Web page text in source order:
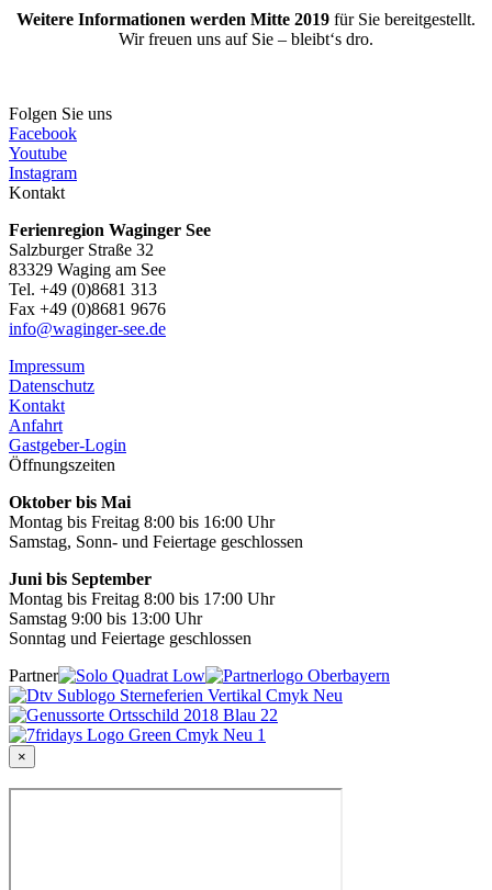
Weitere Informationen werden Mitte 2019 für Sie bereitgestellt.
Wir freuen uns auf Sie – bleibt‘s dro.
Folgen Sie uns
Facebook
Youtube
Instagram
Kontakt
Ferienregion Waginger See
Salzburger Straße 32
83329 Waging am See
Tel. +49 (0)8681 313
Fax +49 (0)8681 9676
info@waginger-see.de
Impressum
Datenschutz
Kontakt
Anfahrt
Gastgeber-Login
Öffnungszeiten
Oktober bis Mai
Montag bis Freitag 8:00 bis 16:00 Uhr
Samstag, Sonn- und Feiertage geschlossen
Juni bis September
Montag bis Freitag 8:00 bis 17:00 Uhr
Samstag 9:00 bis 13:00 Uhr
Sonntag und Feiertage geschlossen
Partner
×